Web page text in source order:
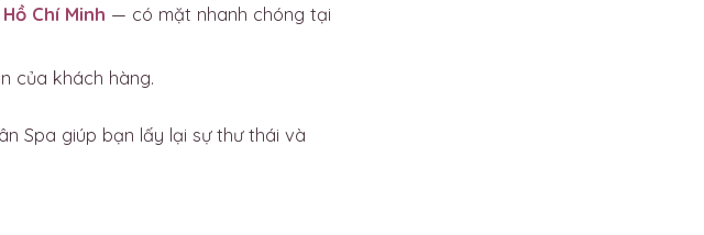
Chí Minh — có mặt nhanh chóng tại
của khách hàng.
Spa giúp bạn lấy lại sự thư thái và